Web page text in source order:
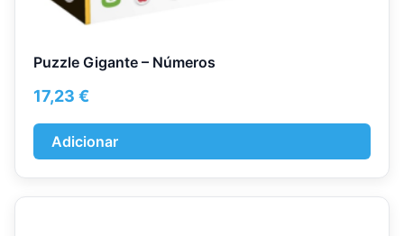
Puzzle Gigante – Números
17,23 €
Adicionar